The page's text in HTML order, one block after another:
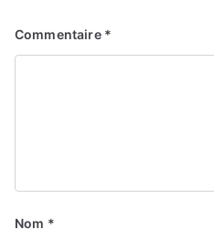
Commentaire *
Nom *